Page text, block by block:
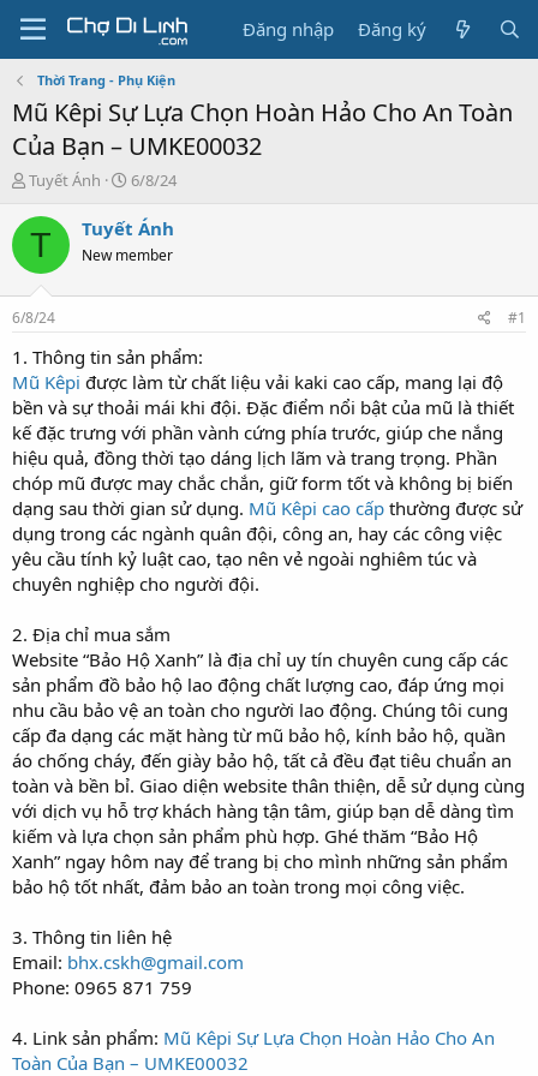
Đăng nhập Đăng ký
Thời Trang - Phụ Kiện
Mũ Kêpi Sự Lựa Chọn Hoàn Hảo Cho An Toàn
Của Bạn – UMKE00032
T
r
e
a
s
t
a
r
t
e
r
Tuyết Ánh
N
à
g
6/8/24
T Tuyết Ánh
New member
6/8/24 #1
1. Thông tin sản phẩm:
Mũ Kêpi được làm từ chất liệu vải kaki cao cấp, mang lại độ
bền và sự thoải mái khi đội. Đặc điểm nổi bật của mũ là thiết
kế đặc trưng với phần vành cứng phía trước, giúp che nắng
hiệu quả, đồng thời tạo dáng lịch lãm và trang trọng. Phần
chóp mũ được may chắc chắn, giữ form tốt và không bị biến
dạng sau thời gian sử dụng. Mũ Kêpi cao cấp thường được sử
dụng trong các ngành quân đội, công an, hay các công việc
yêu cầu tính kỷ luật cao, tạo nên vẻ ngoài nghiêm túc và
chuyên nghiệp cho người đội.
2. Địa chỉ mua sắm
Website “Bảo Hộ Xanh” là địa chỉ uy tín chuyên cung cấp các
sản phẩm đồ bảo hộ lao động chất lượng cao, đáp ứng mọi
nhu cầu bảo vệ an toàn cho người lao động. Chúng tôi cung
cấp đa dạng các mặt hàng từ mũ bảo hộ, kính bảo hộ, quần
áo chống cháy, đến giày bảo hộ, tất cả đều đạt tiêu chuẩn an
toàn và bền bỉ. Giao diện website thân thiện, dễ sử dụng cùng
với dịch vụ hỗ trợ khách hàng tận tâm, giúp bạn dễ dàng tìm
kiếm và lựa chọn sản phẩm phù hợp. Ghé thăm “Bảo Hộ
Xanh” ngay hôm nay để trang bị cho mình những sản phẩm
bảo hộ tốt nhất, đảm bảo an toàn trong mọi công việc.
3. Thông tin liên hệ
Email: bhx.cskh@gmail.com
Phone: 0965 871 759
4. Link sản phẩm: Mũ Kêpi Sự Lựa Chọn Hoàn Hảo Cho An
Toàn Của Bạn – UMKE00032